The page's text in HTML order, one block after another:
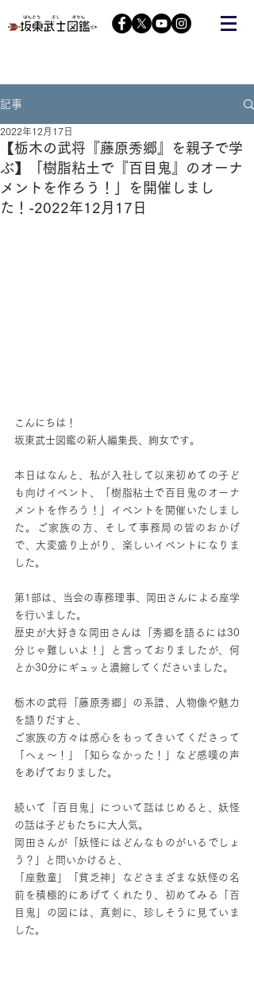
記事
【栃木の武将『藤原秀郷』を親子で学
ぶ】​「樹脂粘土で『百目鬼』のオーナ
メントを作ろう！」を開催しまし
た！-2022年12月17日
2022年12月17日
こんにちは！
坂東武士図鑑の新人編集長、絢女です。
本日はなんと、私が入社して以来初めての子ど
も向けイベント、「樹脂粘土で百目鬼のオーナ
メントを作ろう！」イベントを開催いたしまし
た。ご家族の方、そして事務局の皆のおかげ
で、大変盛り上がり、楽しいイベントになりま
した。
第1部は、当会の専務理事、岡田さんによる座学
を行いました。
歴史が大好きな岡田さんは「秀郷を語るには30
分じゃ難しいよ！」と言っておりましたが、何
とか30分にギュッと濃縮してくださいました。
栃木の武将「藤原秀郷」の系譜、人物像や魅力
を語りだすと、
ご家族の方々は感心をもってきいてくださって
「へぇ〜！」「知らなかった！」など感嘆の声
をあげておりました。
続いて「百目鬼」について話はじめると、妖怪
の話は子どもたちに大人気。
岡田さんが「妖怪にはどんなものがいるでしょ
う？」と問いかけると、
「座敷童」「貧乏神」などさまざまな妖怪の名
前を積極的にあげてくれたり、初めてみる「百
目鬼」の図には、真剣に、珍しそうに見ていま
した。